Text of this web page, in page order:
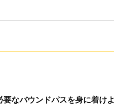
要なバウンドパスを身に着けよ